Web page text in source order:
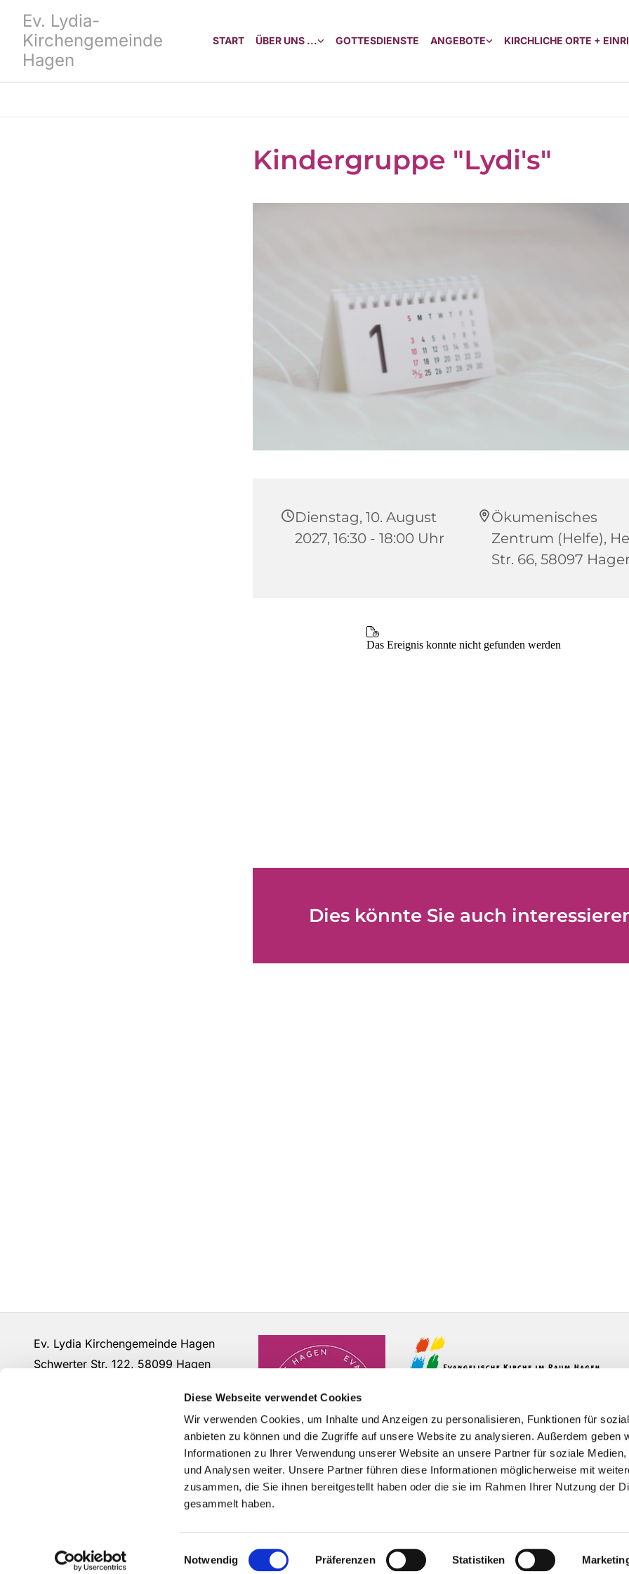
Diese Webseite verwendet Cookies
Wir verwenden Cookies, um Inhalte und Anzeigen zu personalisieren, Funktionen für
anbieten zu können und die Zugriffe auf unsere Website zu analysieren. Außerdem geben
Informationen zu Ihrer Verwendung unserer Website an unsere Partner für soziale Medien,
und Analysen weiter. Unsere Partner führen diese Informationen möglicherweise mit
zusammen, die Sie ihnen bereitgestellt haben oder die sie im Rahmen Ihrer Nutzung der
gesammelt haben.
Einwilligungsauswahl
Notwendig Präferenzen Statistiken
Ev. Lydia-
Kirchengemeinde
Hagen
START ÜBER UNS ... GOTTESDIENSTE ANGEBOTE KIRCHLICHE ORTE +
Kindergruppe "Lydi's"
Dienstag, 10. August
2027, 16:30 - 18:00 Uhr
Ökumenisches
Zentrum (Helfe),
Str. 66, 58097
Dies könnte Sie auch
Ev. Lydia Kirchengemeinde Hagen
Schwerter Str. 122, 58099 Hagen